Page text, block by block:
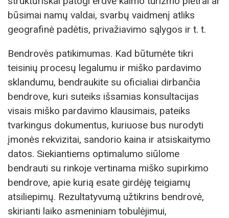
būsimai namų valdai, svarbų vaidmenį atliks
geografinė padėtis, privažiavimo sąlygos ir t. t.
Bendrovės patikimumas. Kad būtumėte tikri
teisinių procesų legalumu ir miško pardavimo
sklandumu, bendraukite su oficialiai dirbančia
bendrove, kuri suteiks išsamias konsultacijas
visais miško pardavimo klausimais, pateiks
tvarkingus dokumentus, kuriuose bus nurodyti
įmonės rekvizitai, sandorio kaina ir atsiskaitymo
datos. Siekiantiems optimalumo siūlome
bendrauti su rinkoje vertinama miško supirkimo
bendrove, apie kurią esate girdėję teigiamų
atsiliepimų. Rezultatyvumą užtikrins bendrovė,
skirianti laiko asmeniniam tobulėjimui,